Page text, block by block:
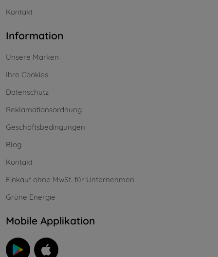
Kontakt
Information
Unsere Marken
Ihre Cookies
Datenschutz
Reklamationsordnung
Geschäftsbedingungen
Blog
Kontakt
Einkauf ohne MwSt. für Unternehmen
Grüne Energie
Mobile Applikation